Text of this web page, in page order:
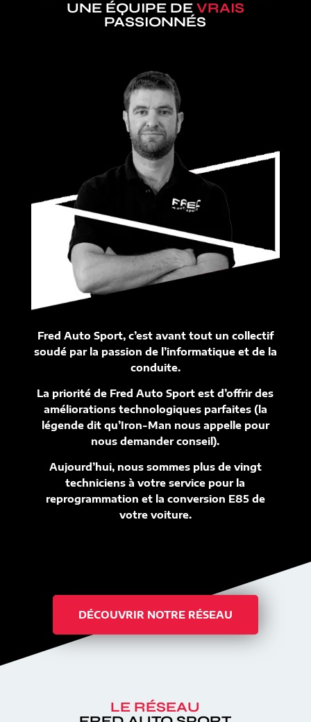
UNE ÉQUIPE DE VRAIS
PASSIONNÉS
Fred Auto Sport, c’est avant tout un collectif
soudé par la passion de l’informatique et de la
conduite.
La priorité de Fred Auto Sport est d’offrir des
améliorations technologiques parfaites (la
légende dit qu’Iron-Man nous appelle pour
nous demander conseil).
Aujourd’hui, nous sommes plus de vingt
techniciens à votre service pour la
reprogrammation et la conversion E85 de
votre voiture.
DÉCOUVRIR NOTRE RÉSEAU
LE RÉSEAU